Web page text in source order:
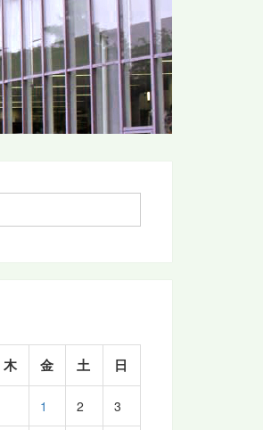
木 金 土 日
1 2 3